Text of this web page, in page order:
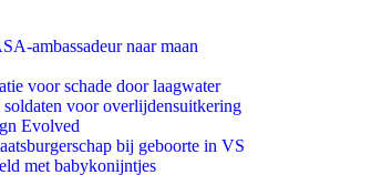
ambassadeur naar maan
voor schade door laagwater
voor overlijdensuitkering
Evolved
bij geboorte in VS
met babykonijntjes